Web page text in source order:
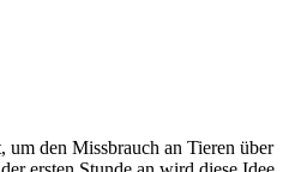
den Missbrauch an Tieren über